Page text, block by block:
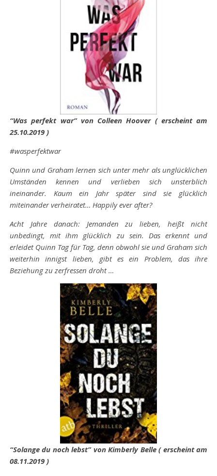
“Was perfekt war” von Colleen Hoover ( erscheint am
25.10.2019 )
#wasperfektwar
Quinn und Graham lernen sich unter mehr als unglücklichen
Umständen kennen und verlieben sich unsterblich
ineinander. Kaum ein Jahr später sind sie glücklich
miteinander verheiratet… Happily ever after?
Acht Jahre danach: Jemanden zu lieben, heißt nicht
unbedingt, mit ihm glücklich zu sein. Das erkennt und
erleidet Quinn Tag für Tag, denn obwohl sie und Graham sich
weiterhin innigst lieben, gibt es ein Problem, das ihre
Beziehung zu zerfressen droht …
“Solange du noch lebst” von Kimberly Belle ( erscheint am
08.11.2019 )